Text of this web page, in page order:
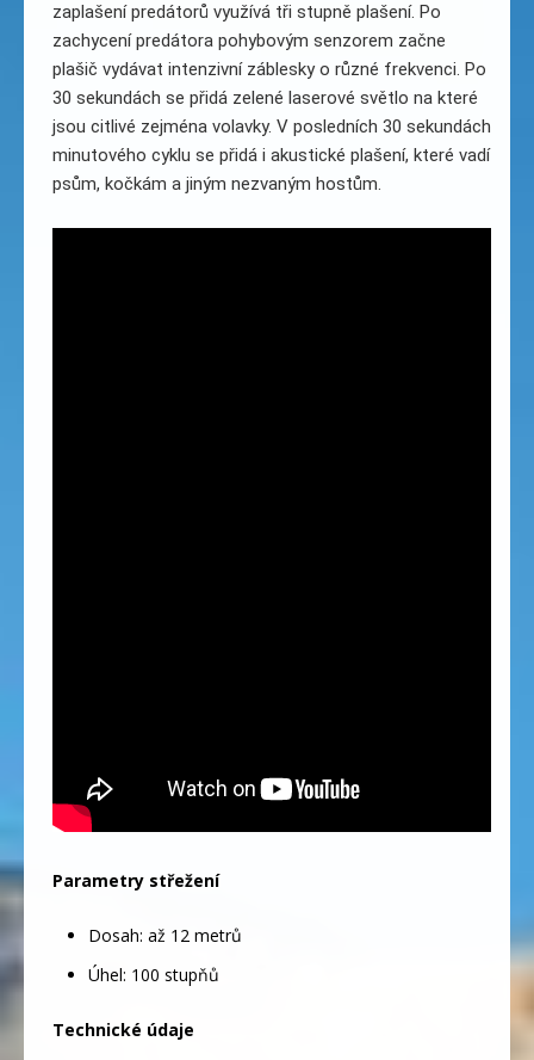
zaplašení predátorů využívá tři stupně plašení. Po
zachycení predátora pohybovým senzorem začne
plašič vydávat intenzivní záblesky o různé frekvenci. Po
30 sekundách se přidá zelené laserové světlo na které
jsou citlivé zejména volavky. V posledních 30 sekundách
minutového cyklu se přidá i akustické plašení, které vadí
psům, kočkám a jiným nezvaným hostům.
Parametry střežení
Dosah: až 12 metrů
Úhel: 100 stupňů
Technické údaje